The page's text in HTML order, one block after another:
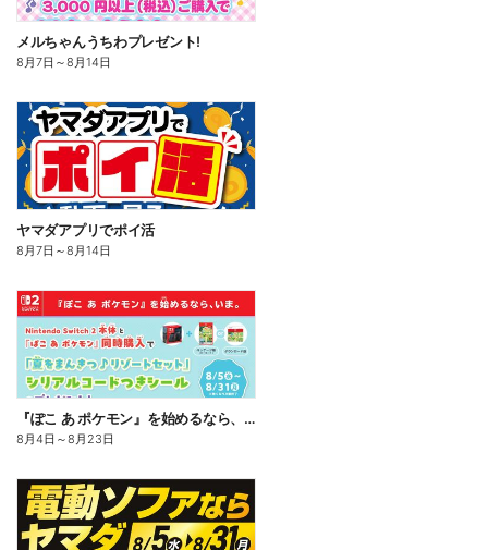
メルちゃんうちわプレゼント!
8月7日 ～8月14日
ヤマダアプリでポイ活
8月7日 ～8月14日
『ぽこ あ ポケモン』を始めるなら、いま。
8月4日 ～8月23日